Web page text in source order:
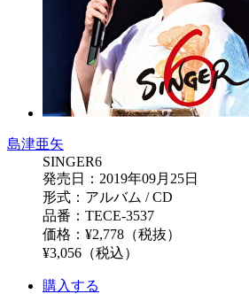
島津亜矢
SINGER6
発売日：2019年09月25日
形式：アルバム / CD
品番：TECE-3537
価格：¥2,778（税抜）
¥3,056（税込）
購入する